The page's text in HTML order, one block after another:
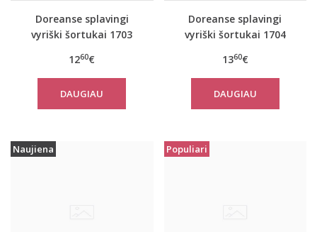
Doreanse splavingi
vyriški šortukai 1703
1260€
DAUGIAU
Doreanse splavingi
vyriški šortukai 1704
1360€
DAUGIAU
Naujiena Populiari